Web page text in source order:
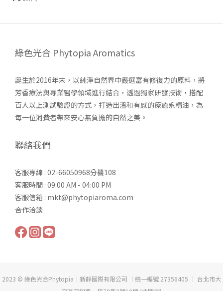
綠色光合 Phytopia Aromatics
誕生於2016年末，以純淨自然界中嚴選富有修復力的原料，將
芳香療法與專業醫學領域進行結合，透過獨家研發技術，搭配
百人以上測試驗證的方式，打造出溫和有感的療癒系精油，為
每一位消費者帶來安心無負擔的自然之美。
聯絡我們
客服專線 : 02-66050968分機108
客服時間 : 09:00 AM - 04:00 PM
客服信箱 : mkt@phytopiaroma.com
合作洽談
2023 © 綠色光合Phytopia｜新靜國際有限公司 ｜統一編號 27356405 ｜ 台北市大